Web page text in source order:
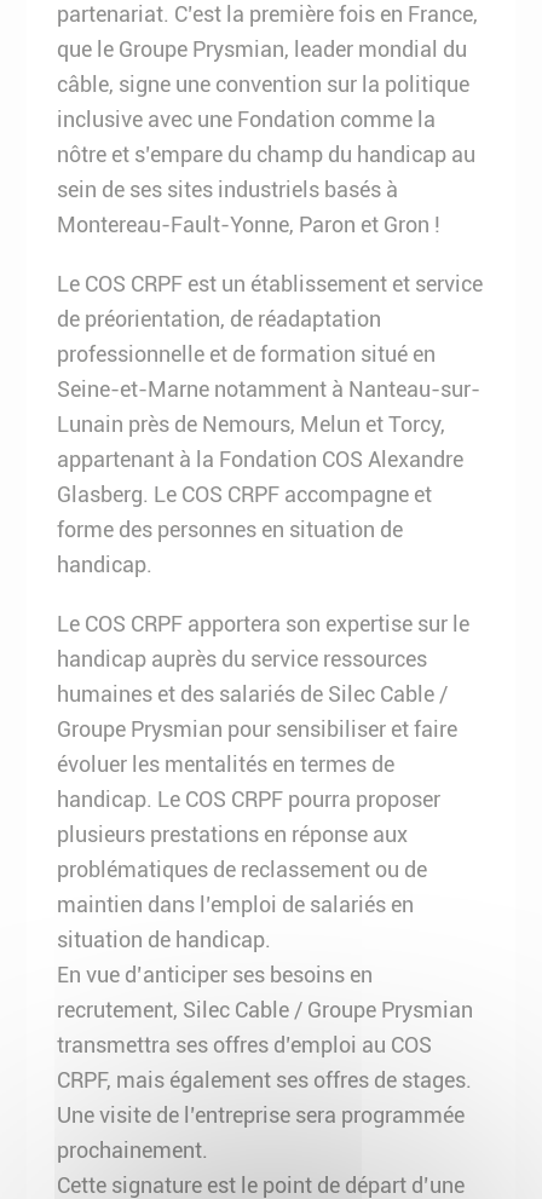
partenariat. C’est la première fois en France,
que le Groupe Prysmian, leader mondial du
câble, signe une convention sur la politique
inclusive avec une Fondation comme la
nôtre et s’empare du champ du handicap au
sein de ses sites industriels basés à
Montereau-Fault-Yonne, Paron et Gron !
Le COS CRPF est un établissement et service
de préorientation, de réadaptation
professionnelle et de formation situé en
Seine-et-Marne notamment à Nanteau-sur-
Lunain près de Nemours, Melun et Torcy,
appartenant à la Fondation COS Alexandre
Glasberg. Le COS CRPF accompagne et
forme des personnes en situation de
handicap.
Le COS CRPF apportera son expertise sur le
handicap auprès du service ressources
humaines et des salariés de Silec Cable /
Groupe Prysmian pour sensibiliser et faire
évoluer les mentalités en termes de
handicap. Le COS CRPF pourra proposer
plusieurs prestations en réponse aux
problématiques de reclassement ou de
maintien dans l’emploi de salariés en
situation de handicap.
En vue d’anticiper ses besoins en
recrutement, Silec Cable / Groupe Prysmian
transmettra ses offres d’emploi au COS
CRPF, mais également ses offres de stages.
Une visite de l’entreprise sera programmée
prochainement.
Cette signature est le point de départ d’une